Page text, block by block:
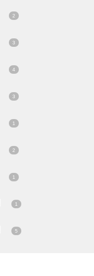
2
3
4
3
1
2
1
1
5